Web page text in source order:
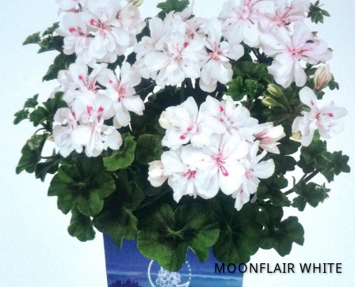
MOONFLAIR WHITE